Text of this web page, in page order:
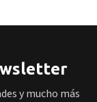
y mucho más